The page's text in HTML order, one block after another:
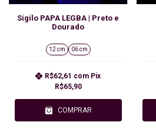
Sigilo PAPA LEGBA | Preto e
Dourado
12 cm 06 cm
R$65,90
R$62,61 com Pix
COMPRAR